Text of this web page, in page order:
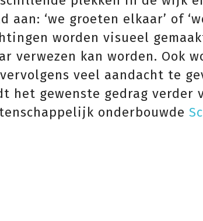
aan: ‘we groeten elkaar’ of
worden visueel
verwezen kan worden. Ook
veel aandacht te
het gewenste gedrag verder
onderbouwde